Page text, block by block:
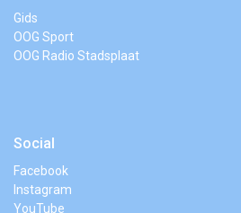
Gids
OOG Sport
OOG Radio Stadsplaat
Social
Facebook
Instagram
YouTube